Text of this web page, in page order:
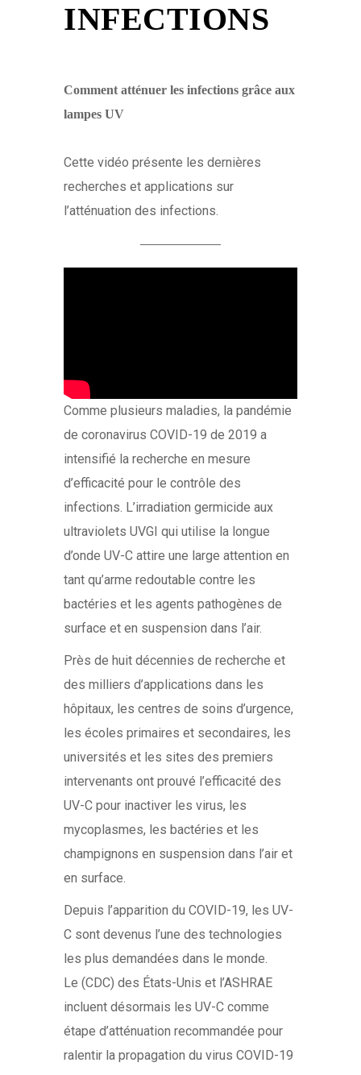
INFECTIONS
Comment atténuer les infections grâce aux
lampes UV
Cette vidéo présente les dernières
recherches et applications sur
l’atténuation des infections.
Comme plusieurs maladies, la pandémie
de coronavirus COVID-19 de 2019 a
intensifié la recherche en mesure
d’efficacité pour le contrôle des
infections. L’irradiation germicide aux
ultraviolets UVGI qui utilise la longue
d’onde UV-C attire une large attention en
tant qu’arme redoutable contre les
bactéries et les agents pathogènes de
surface et en suspension dans l’air.
Près de huit décennies de recherche et
des milliers d’applications dans les
hôpitaux, les centres de soins d’urgence,
les écoles primaires et secondaires, les
universités et les sites des premiers
intervenants ont prouvé l’efficacité des
UV-C pour inactiver les virus, les
mycoplasmes, les bactéries et les
champignons en suspension dans l’air et
en surface.
Depuis l’apparition du COVID-19, les UV-
C sont devenus l’une des technologies
les plus demandées dans le monde.
Le (CDC) des États-Unis et l’ASHRAE
incluent désormais les UV-C comme
étape d’atténuation recommandée pour
ralentir la propagation du virus COVID-19